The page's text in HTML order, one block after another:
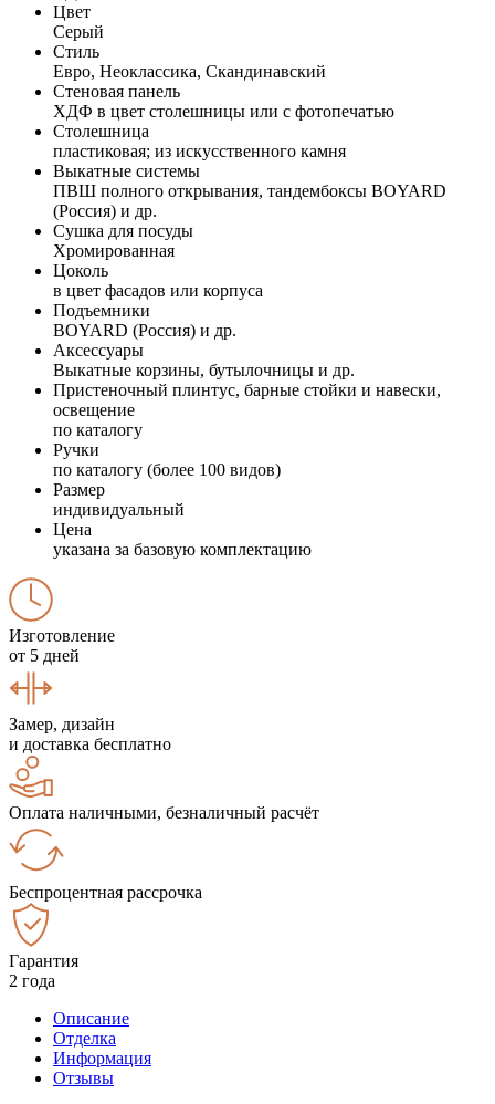
Цвет
Серый
Стиль
Евро, Неоклассика, Скандинавский
Стеновая панель
ХДФ в цвет столешницы или с фотопечатью
Столешница
пластиковая; из искусственного камня
Выкатные системы
ПВШ полного открывания, тандембоксы BOYARD
(Россия) и др.
Сушка для посуды
Хромированная
Цоколь
в цвет фасадов или корпуса
Подъемники
BOYARD (Россия) и др.
Аксессуары
Выкатные корзины, бутылочницы и др.
Пристеночный плинтус, барные стойки и навески,
освещение
по каталогу
Ручки
по каталогу (более 100 видов)
Размер
индивидуальный
Цена
указана за базовую комплектацию
Изготовление
от 5 дней
Замер, дизайн
и доставка бесплатно
Оплата наличными, безналичный расчёт
Беспроцентная рассрочка
Гарантия
2 года
Описание
Отделка
Информация
Отзывы